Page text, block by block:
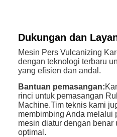
Dukungan dan
Mesin Pers Vulcanizing
dengan teknologi terbaru
yang efisien dan andal.
Bantuan pemasangan:
rinci untuk pemasangan
Machine.Tim teknis kami
membimbing Anda melalui
mesin diatur dengan benar
optimal.